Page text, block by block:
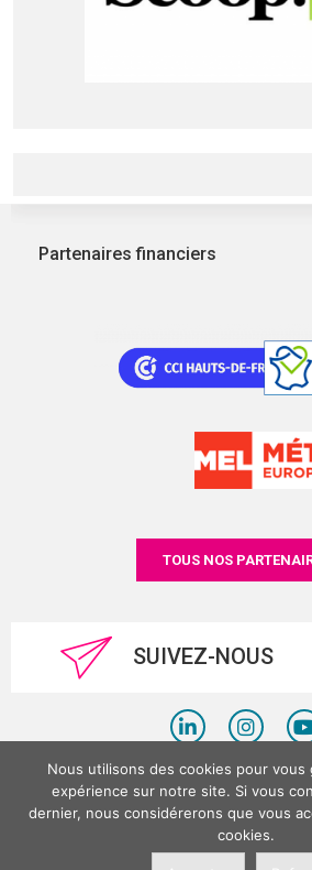
Partenaires financiers
TOUS NOS
SUIVEZ-NOUS
Politique de confidentialité
Mentions légales
Nous utilisons des cookies pour vous
expérience sur notre site. Si vous
dernier, nous considérerons que vous
cookies.